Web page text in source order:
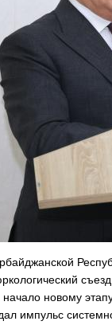
новому
импульс